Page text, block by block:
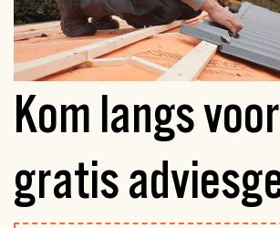
Kom langs
gratis